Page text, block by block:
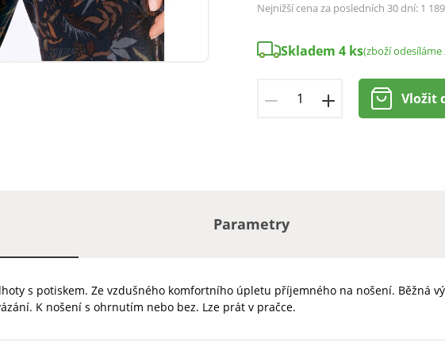
Nejnižší cena za posledních 30 dní: 1
Skladem 4 ks(zboží odesíláme
Vložit
Parametry
s potiskem. Ze vzdušného komfortního úpletu příjemného na nošení. Běžná
K nošení s ohrnutím nebo bez. Lze prát v pračce.